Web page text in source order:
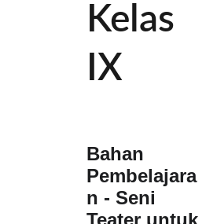
Kelas
IX
Bahan
Pembelajara
n - Seni
Teater untuk